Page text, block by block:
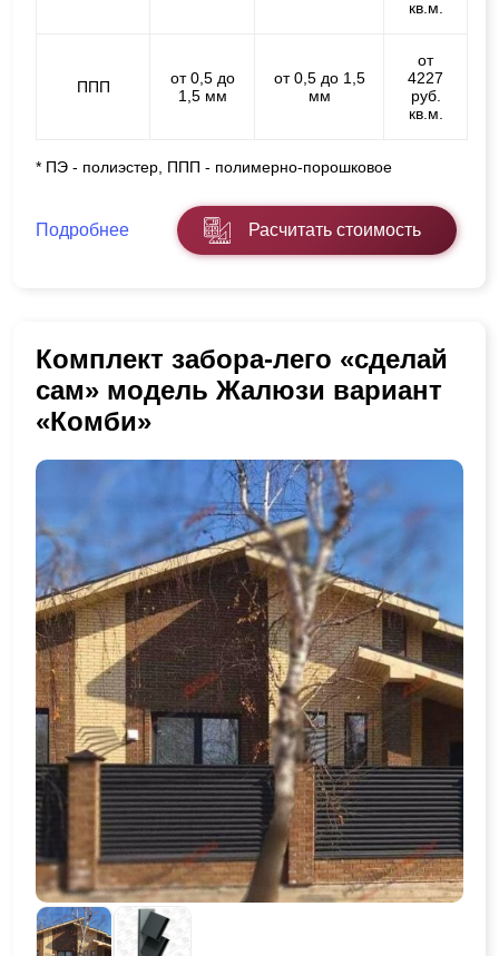
кв.м.
ППП
от 0,5 до
1,5 мм
от 0,5 до 1,5
мм
от
4227
руб.
кв.м.
* ПЭ - полиэстер, ППП - полимерно-порошковое
Подробнее Расчитать стоимость
Комплект забора-лего «сделай
сам» модель Жалюзи вариант
«Комби»